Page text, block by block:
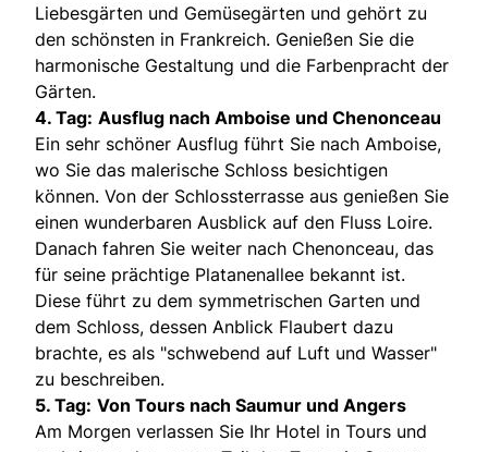
Liebesgärten und Gemüsegärten und gehört zu
den schönsten in Frankreich. Genießen Sie die
harmonische Gestaltung und die Farbenpracht der
Gärten.
4. Tag: Ausflug nach Amboise und Chenonceau
Ein sehr schöner Ausflug führt Sie nach Amboise,
wo Sie das malerische Schloss besichtigen
können. Von der Schlossterrasse aus genießen Sie
einen wunderbaren Ausblick auf den Fluss Loire.
Danach fahren Sie weiter nach Chenonceau, das
für seine prächtige Platanenallee bekannt ist.
Diese führt zu dem symmetrischen Garten und
dem Schloss, dessen Anblick Flaubert dazu
brachte, es als "schwebend auf Luft und Wasser"
zu beschreiben.
5. Tag: Von Tours nach Saumur und Angers
Am Morgen verlassen Sie Ihr Hotel in Tours und